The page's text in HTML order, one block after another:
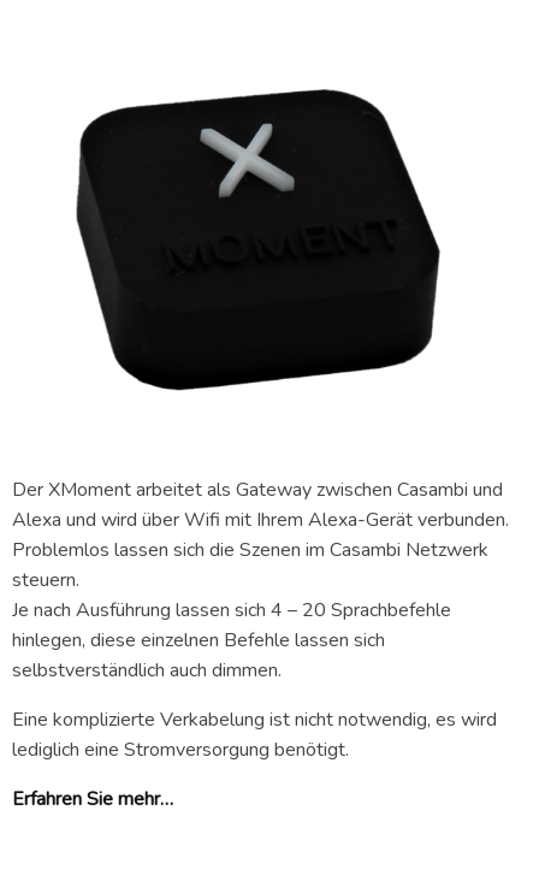
Der XMoment arbeitet als Gateway zwischen Casambi und
Alexa und wird über Wifi mit Ihrem Alexa-Gerät verbunden.
Problemlos lassen sich die Szenen im Casambi Netzwerk
steuern.
Je nach Ausführung lassen sich 4 – 20 Sprachbefehle
hinlegen, diese einzelnen Befehle lassen sich
selbstverständlich auch dimmen.
Eine komplizierte Verkabelung ist nicht notwendig, es wird
lediglich eine Stromversorgung benötigt.
Erfahren Sie mehr…